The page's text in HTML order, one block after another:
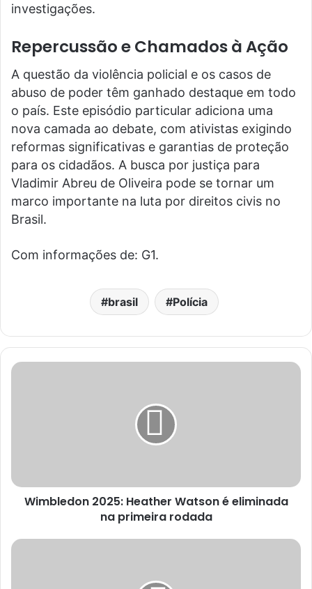
investigações.
Repercussão e Chamados à Ação
A questão da violência policial e os casos de
abuso de poder têm ganhado destaque em todo
o país. Este episódio particular adiciona uma
nova camada ao debate, com ativistas exigindo
reformas significativas e garantias de proteção
para os cidadãos. A busca por justiça para
Vladimir Abreu de Oliveira pode se tornar um
marco importante na luta por direitos civis no
Brasil.
Com informações de: G1.
brasil Polícia
Wimbledon 2025: Heather Watson é eliminada
na primeira rodada